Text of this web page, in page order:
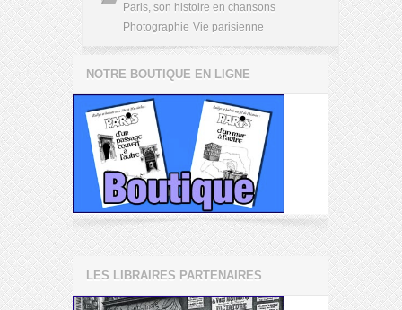
Paris, son histoire en chansons
Photographie Vie parisienne
NOTRE BOUTIQUE EN LIGNE
LES LIBRAIRES PARTENAIRES